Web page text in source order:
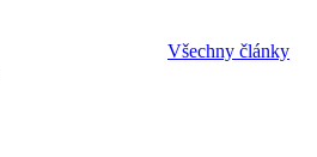
Všechny články